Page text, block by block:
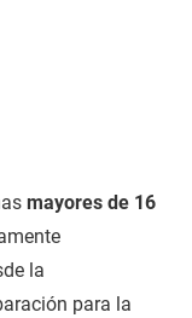
mayores de 16
la
para la